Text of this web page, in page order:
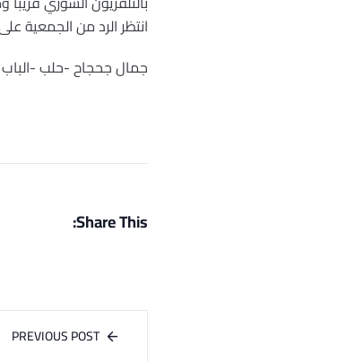
انتظر الرد من الجمعية
جمال جحجاح -حلب -
Share This:
PREVIOUS POST